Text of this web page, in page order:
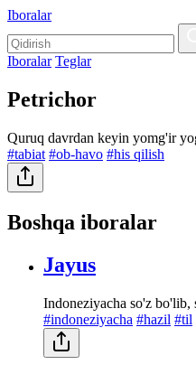
Iboralar
Iboralar Teglar
Petrichor
Quruq davrdan keyin yomg'ir
#tabiat #ob-havo #his qilish
Boshqa iboralar
Jayus
Indoneziyacha so'z
#indoneziyacha #hazil #til